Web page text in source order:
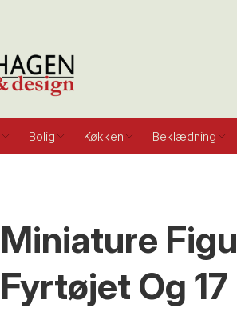
Bolig Køkken Beklædning
Miniature
Fyrtøjet Og 17